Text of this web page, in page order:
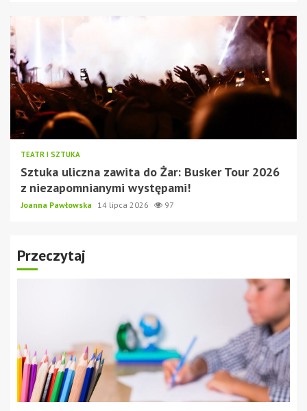
TEATR I SZTUKA
Sztuka uliczna zawita do Żar: Busker Tour 2026
z niezapomnianymi występami!
Joanna Pawłowska 14 lipca 2026 97
Przeczytaj